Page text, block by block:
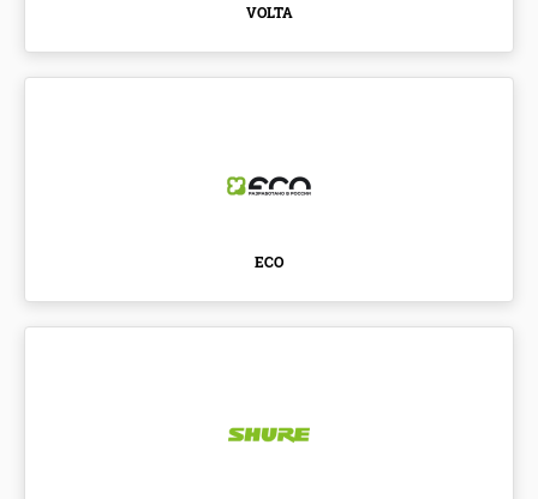
VOLTA
ECO